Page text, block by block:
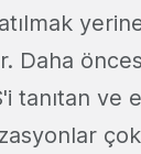
Daha
tanıtan ve